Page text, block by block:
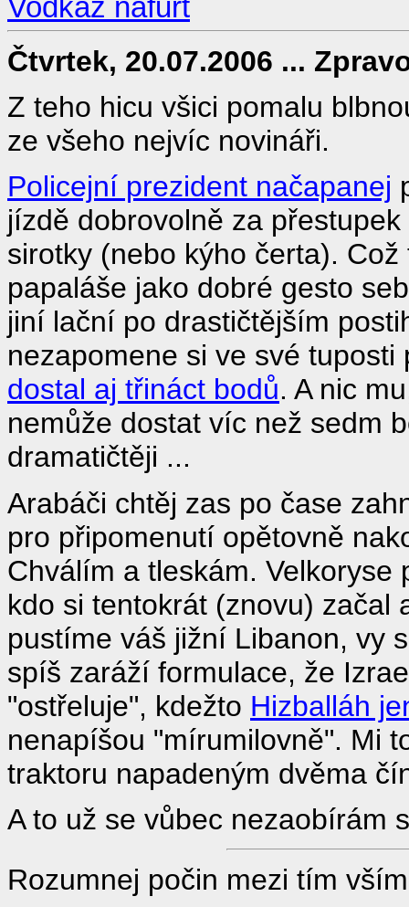
Vodkaz nafurt
Čtvrtek, 20.07.2006 ...
Z teho hicu všici pomalu
ze všeho nejvíc novináři.
Policejní prezident načapanej
jízdě dobrovolně za
sirotky (nebo kýho čerta).
papaláše jako dobré gesto
jiní lační po drastičtějším
nezapomene si ve své
dostal aj třináct bodů. A nic
nemůže dostat víc než sedm
dramatičtěji ...
Arabáči chtěj zas po čase
pro připomenutí opětovně
Chválím a tleskám.
kdo si tentokrát (znovu) začal
pustíme váš jižní Libanon, vy
spíš zaráží formulace, že
"ostřeluje", kdežto Hizballáh
nenapíšou "mírumilovně". Mi
traktoru napadeným dvěma
A to už se vůbec nezaobírám
Rozumnej počin mezi tím